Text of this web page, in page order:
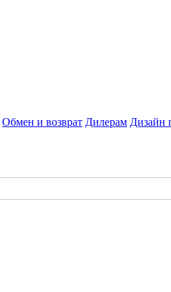
Обмен и возврат Дилерам Дизайн